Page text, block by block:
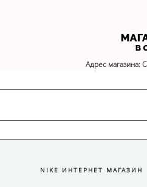
Адрес магазина:
NIKE ИНТЕРНЕТ МАГАЗИН